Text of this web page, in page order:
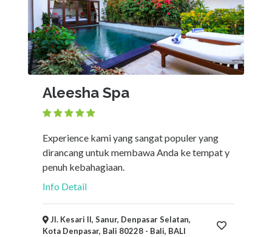
Aleesha Spa
Experience kami yang sangat populer yang
dirancang untuk membawa Anda ke tempat y
penuh kebahagiaan.
Info Detail
Jl. Kesari II, Sanur, Denpasar Selatan,
Kota Denpasar, Bali 80228 - Bali, BALI